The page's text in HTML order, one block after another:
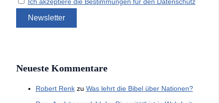
Ich akzeptiere die Bestimmungen für den Datenschutz
Neueste Kommentare
Robert Renkzu Was lehrt die Bibel über Nationen?